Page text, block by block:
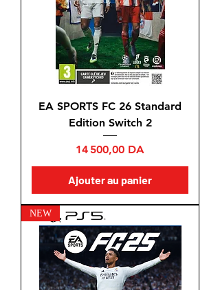
EA SPORTS FC 26 Standard
Edition Switch 2
Prix
14 500,00 DA
Ajouter au panier
NEW